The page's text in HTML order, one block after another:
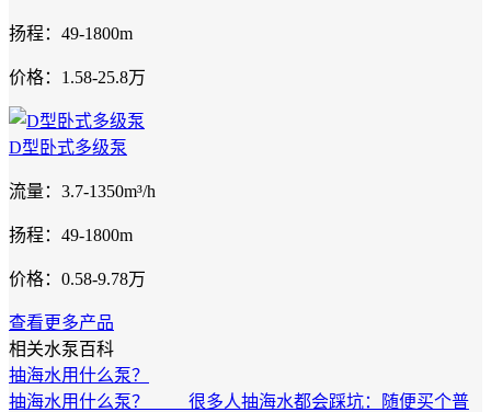
扬程：49-1800m
价格：1.58-25.8万
D型卧式多级泵
流量：3.7-1350m³/h
扬程：49-1800m
价格：0.58-9.78万
查看更多产品
相关水泵百科
抽海水用什么泵？
抽海水用什么泵？ 很多人抽海水都会踩坑：随便买个普